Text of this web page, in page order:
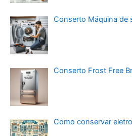
Conserto Máquina de
Conserto Frost Free
Como conservar